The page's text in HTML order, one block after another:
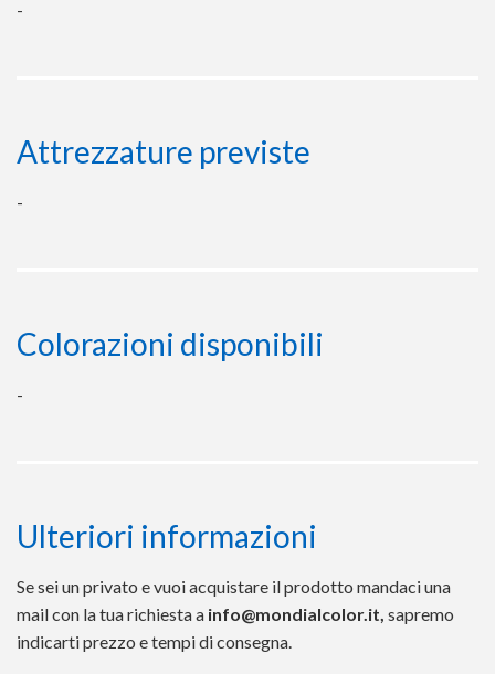
-
Attrezzature previste
-
Colorazioni disponibili
-
Ulteriori informazioni
Se sei un privato e vuoi acquistare il prodotto mandaci una
mail con la tua richiesta a info@mondialcolor.it, sapremo
indicarti prezzo e tempi di consegna.